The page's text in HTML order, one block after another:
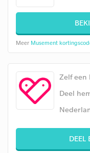
Meer Musement
Zelf een
Deel
DEEL